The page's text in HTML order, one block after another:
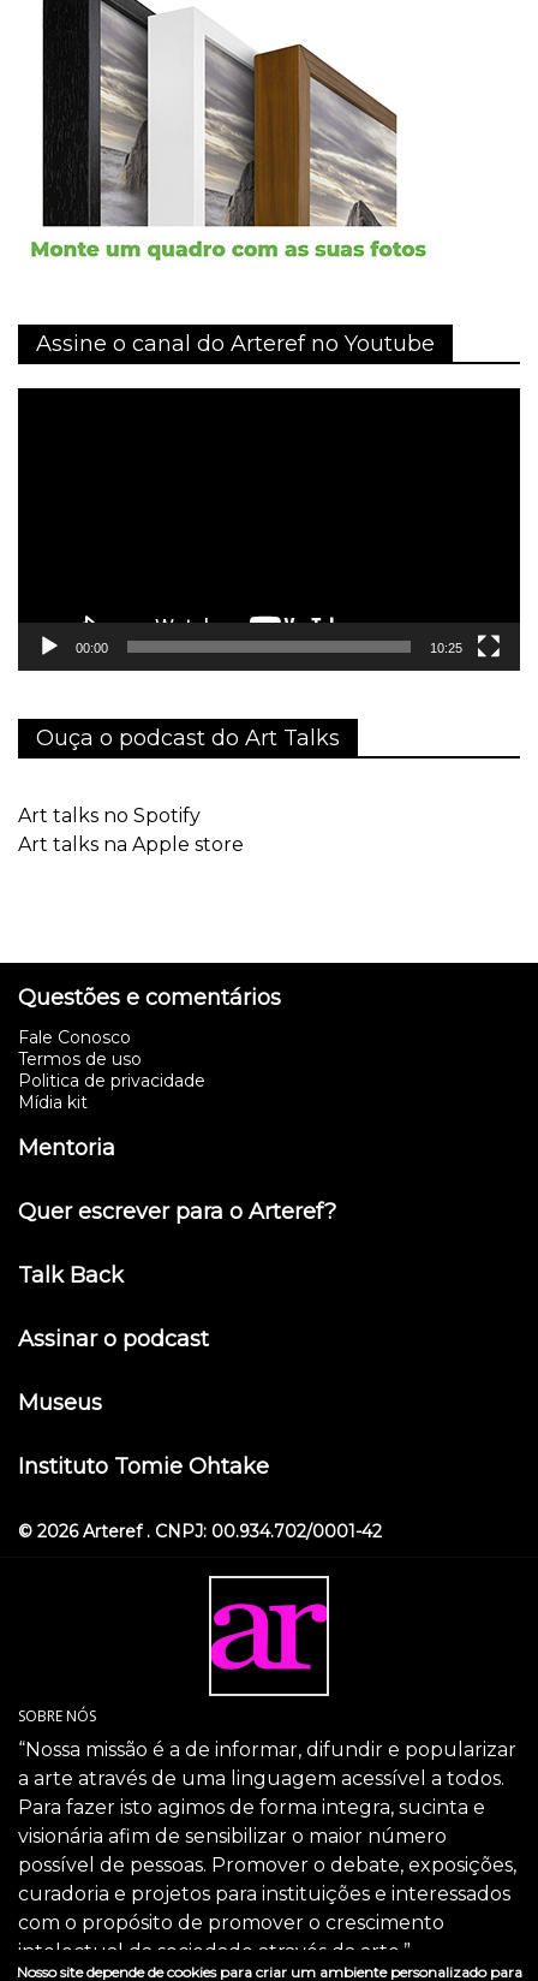
Assine o canal do Arteref no Youtube
00:00 10:25
Ouça o podcast do Art Talks
Art talks no Spotify
Art talks na Apple store
Questões e comentários
Fale Conosco
Termos de uso
Politica de privacidade
Mídia kit
Mentoria
Quer escrever para o Arteref?
Talk Back
Assinar o podcast
Museus
Instituto Tomie Ohtake
© 2026 Arteref . CNPJ: 00.934.702/0001-42
SOBRE NÓS
“Nossa missão é a de informar, difundir e popularizar
a arte através de uma linguagem acessível a todos.
Para fazer isto agimos de forma integra, sucinta e
visionária afim de sensibilizar o maior número
possível de pessoas. Promover o debate, exposições,
curadoria e projetos para instituições e interessados
com o propósito de promover o crescimento
intelectual da sociedade através da arte.”
Nosso site depende de cookies para criar um ambiente personalizado para